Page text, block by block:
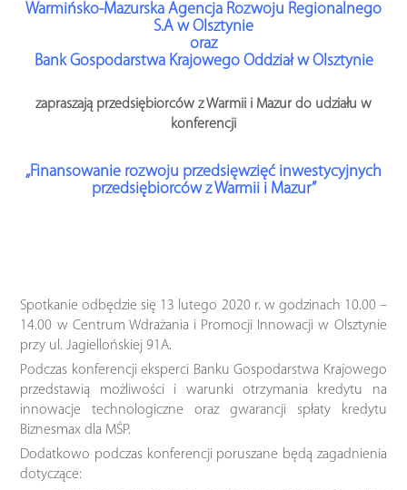
Warmińsko-Mazurska Agencja Rozwoju Regionalnego
S.A w Olsztynie
oraz
Bank Gospodarstwa Krajowego Oddział w Olsztynie
zapraszają przedsiębiorców z Warmii i Mazur do udziału w
konferencji
„Finansowanie rozwoju przedsięwzięć inwestycyjnych
przedsiębiorców z Warmii i Mazur”
Spotkanie odbędzie się 13 lutego 2020 r. w godzinach 10.00 –
14.00 w Centrum Wdrażania i Promocji Innowacji w Olsztynie
przy ul. Jagiellońskiej 91A.
Podczas konferencji eksperci Banku Gospodarstwa Krajowego
przedstawią możliwości i warunki otrzymania kredytu na
innowacje technologiczne oraz gwarancji spłaty kredytu
Biznesmax dla MŚP.
Dodatkowo podczas konferencji poruszane będą zagadnienia
dotyczące: